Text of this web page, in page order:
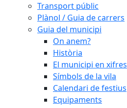
Transport públic
Plànol / Guia de carrers
Guia del municipi
On anem?
Història
El municipi en xifres
Símbols de la vila
Calendari de festius
Equipaments